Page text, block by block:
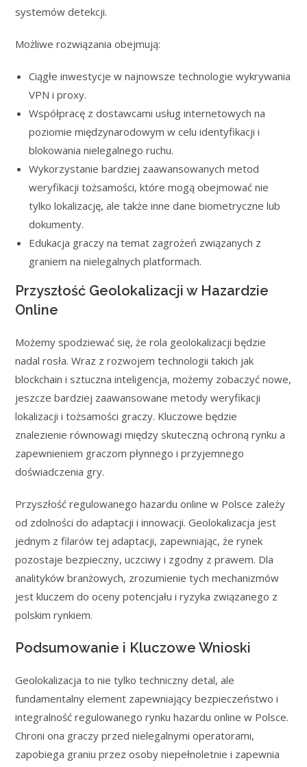
systemów detekcji.
Możliwe rozwiązania obejmują:
Ciągłe inwestycje w najnowsze technologie wykrywania
VPN i proxy.
Współpracę z dostawcami usług internetowych na
poziomie międzynarodowym w celu identyfikacji i
blokowania nielegalnego ruchu.
Wykorzystanie bardziej zaawansowanych metod
weryfikacji tożsamości, które mogą obejmować nie
tylko lokalizację, ale także inne dane biometryczne lub
dokumenty.
Edukacja graczy na temat zagrożeń związanych z
graniem na nielegalnych platformach.
Przyszłość Geolokalizacji w Hazardzie
Online
Możemy spodziewać się, że rola geolokalizacji będzie
nadal rosła. Wraz z rozwojem technologii takich jak
blockchain i sztuczna inteligencja, możemy zobaczyć nowe,
jeszcze bardziej zaawansowane metody weryfikacji
lokalizacji i tożsamości graczy. Kluczowe będzie
znalezienie równowagi między skuteczną ochroną rynku a
zapewnieniem graczom płynnego i przyjemnego
doświadczenia gry.
Przyszłość regulowanego hazardu online w Polsce zależy
od zdolności do adaptacji i innowacji. Geolokalizacja jest
jednym z filarów tej adaptacji, zapewniając, że rynek
pozostaje bezpieczny, uczciwy i zgodny z prawem. Dla
analityków branżowych, zrozumienie tych mechanizmów
jest kluczem do oceny potencjału i ryzyka związanego z
polskim rynkiem.
Podsumowanie i Kluczowe Wnioski
Geolokalizacja to nie tylko techniczny detal, ale
fundamentalny element zapewniający bezpieczeństwo i
integralność regulowanego rynku hazardu online w Polsce.
Chroni ona graczy przed nielegalnymi operatorami,
zapobiega graniu przez osoby niepełnoletnie i zapewnia